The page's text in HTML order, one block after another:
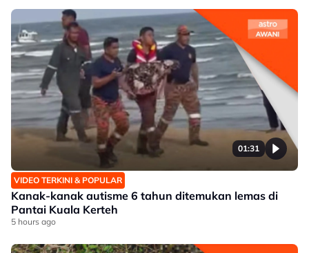
01:31
VIDEO TERKINI & POPULAR
Kanak-kanak autisme 6 tahun ditemukan lemas di
Pantai Kuala Kerteh
5 hours ago